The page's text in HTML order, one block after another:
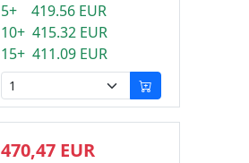
5+ 419.56 EUR
10+ 415.32 EUR
15+ 411.09 EUR
470,47 EUR